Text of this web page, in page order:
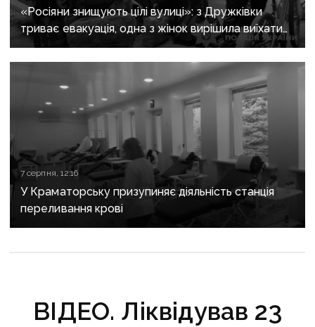
«Росіяни знищують цілі вулиці»: з Дружківки
триває евакуація, одна з жінок вирішила виїхати
після загибелі чоловіка
7 серпня, 12:16
У Краматорську призупиняє діяльність станція
переливання крові
ВІДЕО. Ліквідував 23